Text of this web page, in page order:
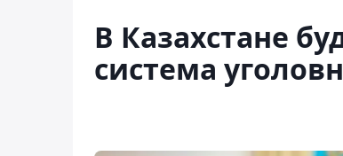
В Казахстане
система